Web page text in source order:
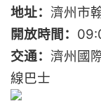
地址： 濟州市
開放時間：
交通： 濟州國
線巴士